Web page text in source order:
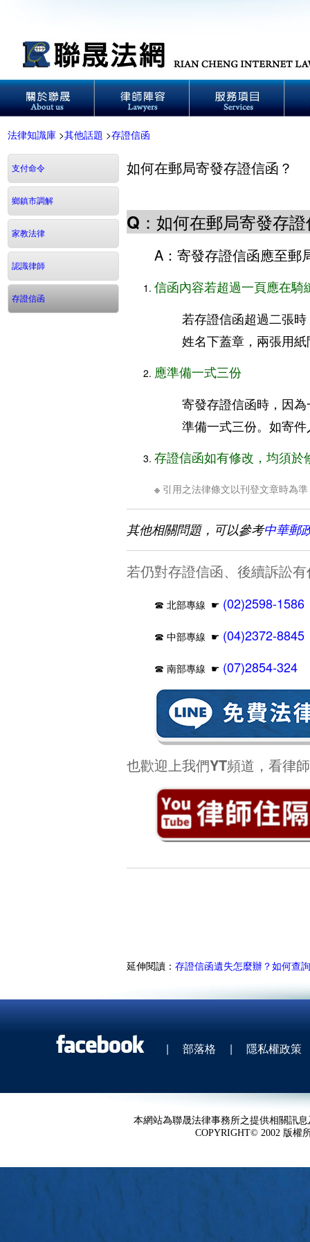
法律知識庫 >其他話題 >存證信函
支付命令
鄉鎮市調解
家教法律
認識律師
存證信函
如何在郵局寄發存證信函？
Q：如何在郵局寄發存
A：寄發存證信函應至郵
信函內容若超過一頁應在騎
若存證信函超過二張
姓名下蓋章，兩張用
應準備一式三份
寄發存證信函時，因
準備一式三份。如寄
存證信函如有修改，均須於
※ 引用之法律條文以刊登文章時為
其他相關問題，可以參考中華郵
若仍對存證信函、後續訴訟
☎ 北部專線 ☛ (02)2598-1586
☎ 中部專線 ☛ (04)2372-8845
☎ 南部專線 ☛ (07)2854-324
也歡迎上我們YT頻道，看律
延伸閱讀： 存證信函遺失怎麼辦？如何查
| 部落格 | 隱私權政策
本網站為聯晟法律事務所之提供相關訊
COPYRIGHT© 2002 版權